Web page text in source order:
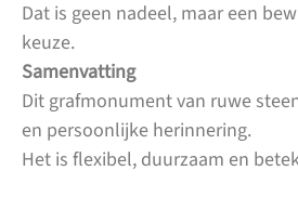
Dat is geen nadeel, maar een
keuze.
Samenvatting
Dit grafmonument van ruwe
en persoonlijke herinnering.
Het is flexibel, duurzaam en